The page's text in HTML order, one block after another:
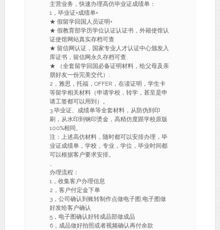
主营业务，快速办理高仿毕业证成绩单：
1，毕业证+成绩单+
★ 假留学回国人员证明+
★ 假教育部学历学位认证认证书，外籍使馆认
证使馆网站真实存档可查
★ 留信网认证，国家专业人才认证中心颁发入
库证书，留信网永久存档可查.
★ （全套留学回国必备证明材料，给父母及亲
朋好友一份完美交代）;
2，雅思，托福，OFFER，在读证明，学生卡
等留学相关材料（申请学校，转学，甚至是申
请工签都可以用到）。
3.毕业证、成绩单等全套材料，从防伪到印
刷，从水印到钢印烫金，高精仿度跟学校原版
100%相同。
注：上述高仿材料，随时都可以安排办理，毕
业证成绩单，学校，专业，学位，毕业时间都
可以根据客户要求安排。
、
办理流程：
1，收集客户办理信息
2，客户付定金下单
3，公司确认到账转制作点做电子图;电子图做
好发给客户确认
5，电子图确认好转成品部做成品
6，成品做好拍照或者视频确认再付余款